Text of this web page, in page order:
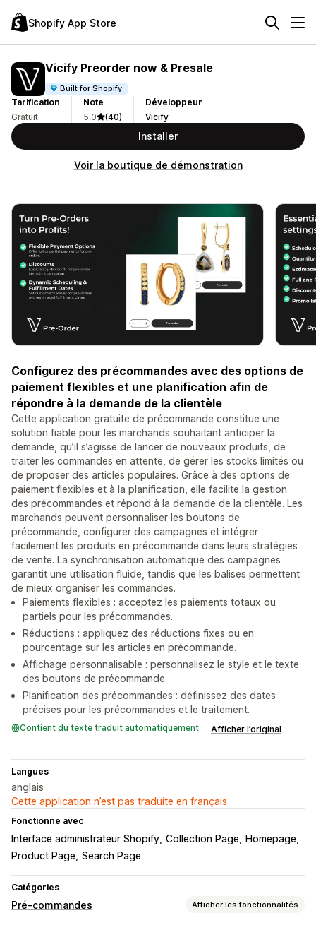
Shopify App Store
Vicify Preorder now & Presale
Built for Shopify
Tarification
Gratuit
Note
5,0
(40)
Développeur
Vicify
Installer
Voir la boutique de démonstration
Configurez des précommandes avec des options de
paiement flexibles et une planification afin de
répondre à la demande de la clientèle
Cette application gratuite de précommande constitue une
solution fiable pour les marchands souhaitant anticiper la
demande, qu’il s’agisse de lancer de nouveaux produits, de
traiter les commandes en attente, de gérer les stocks limités ou
de proposer des articles populaires. Grâce à des options de
paiement flexibles et à la planification, elle facilite la gestion
des précommandes et répond à la demande de la clientèle. Les
marchands peuvent personnaliser les boutons de
précommande, configurer des campagnes et intégrer
facilement les produits en précommande dans leurs stratégies
de vente. La synchronisation automatique des campagnes
garantit une utilisation fluide, tandis que les balises permettent
de mieux organiser les commandes.
Paiements flexibles : acceptez les paiements totaux ou
partiels pour les précommandes.
Réductions : appliquez des réductions fixes ou en
pourcentage sur les articles en précommande.
Affichage personnalisable : personnalisez le style et le texte
des boutons de précommande.
Planification des précommandes : définissez des dates
précises pour les précommandes et le traitement.
Contient du texte traduit automatiquement Afficher l’original
Langues
anglais
Cette application n’est pas traduite en français
Fonctionne avec
Interface administrateur Shopify Collection Page
Homepage
Product Page Search Page
Catégories
Pré-commandes Afficher les fonctionnalités